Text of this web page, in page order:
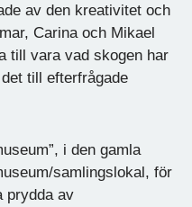
av den kreativitet och
Carina och Mikael
till vara vad skogen har
till efterfrågade
i den gamla
samlingslokal, för
prydda av